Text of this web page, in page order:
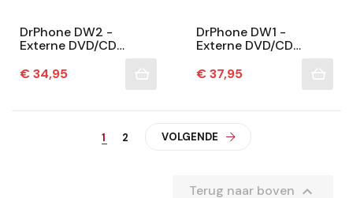
DrPhone DW2 -
Externe DVD/CD
Writer - DVD Speler -
USB 3.0 - Windows /
Mac OS / Macbook
Prijs
€ 34,95
DrPhone DW1 -
Externe DVD/CD
Writer - Brander - DVD
Speler - CD Speler -
USB 3.0 - Windows /
Prijs
€ 37,95
1 2 VOLGENDE
Terug naar boven 